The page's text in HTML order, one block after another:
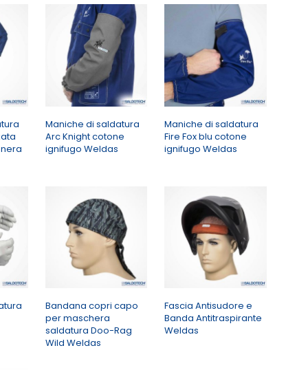
Maniche di saldatura
Arc Knight cotone
ignifugo Weldas
Maniche di saldatura
Fire Fox blu cotone
ignifugo Weldas
Bandana copri capo
per maschera
saldatura Doo-Rag
Wild Weldas
Fascia Antisudore e
Banda Antitraspirante
Weldas